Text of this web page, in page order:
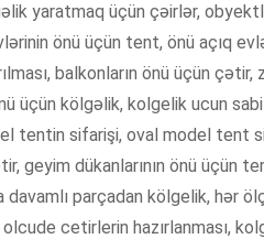
yaratmaq üçün çəirlər,
önü üçün tent, önü açıq
balkonların önü üçün
üçün kölgəlik, kolgelik ucun
tentin sifarişi, oval model tent
geyim dükanlarının önü üçün
parçadan kölgelik, hər
cetirlerin hazırlanması,